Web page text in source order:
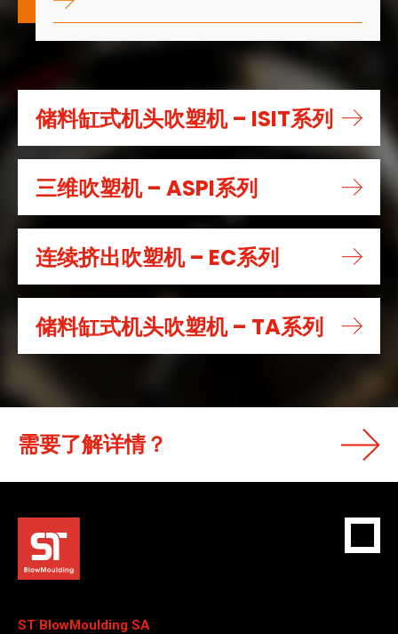
储料缸式机头吹塑机 – ISIT系列
三维吹塑机 – ASPI系列
连续挤出吹塑机 – EC系列
储料缸式机头吹塑机 – TA系列
需要了解详情？
ST BlowMoulding SA